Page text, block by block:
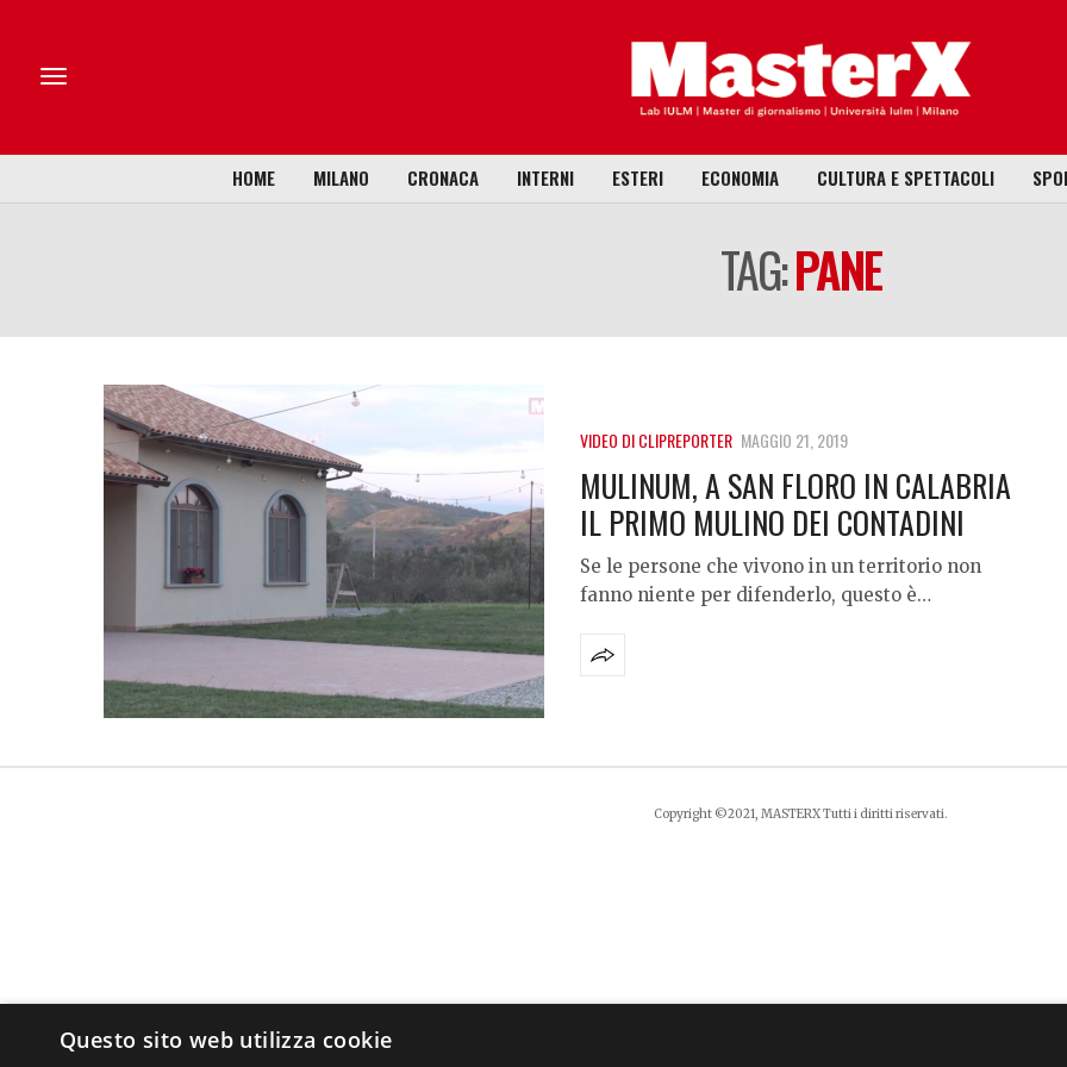
HOME MILANO CRONACA INTERNI ESTERI ECONOMIA CULTURA E SPETTACOLI
TAG:PANE
VIDEO DI CLIPREPORTER MAGGIO 21, 2019
MULINUM, A SAN FLORO IN CALABRIA
IL PRIMO MULINO DEI CONTADINI
Se le persone che vivono in un territorio non
fanno niente per difenderlo, questo è…
Copyright ©2021, MASTERX Tutti i diritti riservati.
Questo sito web utilizza cookie